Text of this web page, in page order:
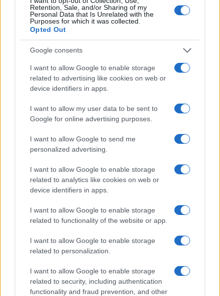
Retention, Sale, and/or Sharing of my
Personal Data that Is Unrelated with the
Purposes for which it was collected.
Opted Out
Google consents
I want to allow Google to enable storage
related to advertising like cookies on web or
device identifiers in apps.
I want to allow my user data to be sent to
Google for online advertising purposes.
I want to allow Google to send me
personalized advertising.
I want to allow Google to enable storage
related to analytics like cookies on web or
device identifiers in apps.
I want to allow Google to enable storage
related to functionality of the website or app.
I want to allow Google to enable storage
related to personalization.
I want to allow Google to enable storage
related to security, including authentication
functionality and fraud prevention, and other
Ripensare le tecnologie umanitarie oltre i criteri dei
Martina Marchesi · 10 Lug 2026
Acquisizione Fincantieri-WSense: i fondatori restano
e rimettono capitale
Linda Pellegrini · 7 Lug 2026